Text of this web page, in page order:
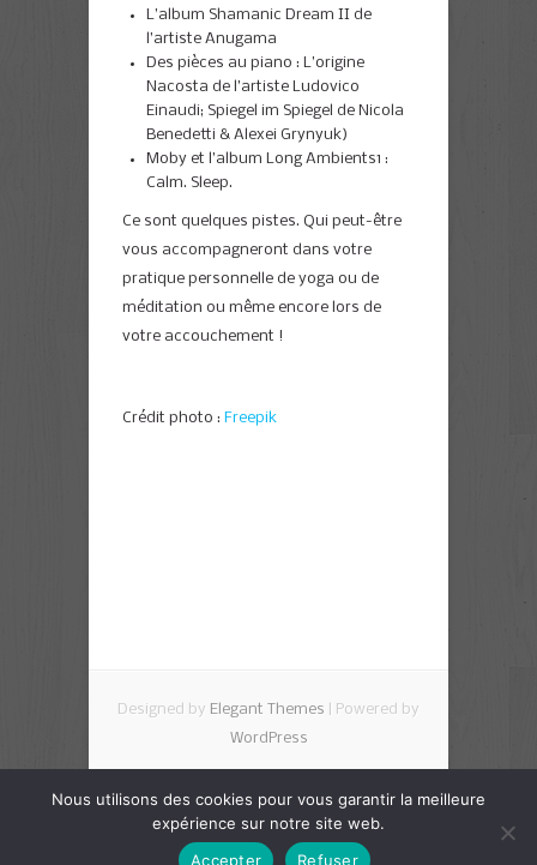
L’album Shamanic Dream II de
l’artiste Anugama
Des pièces au piano : L’origine
Nacosta de l’artiste Ludovico
Einaudi; Spiegel im Spiegel de Nicola
Benedetti & Alexei Grynyuk)
Moby et l’album Long Ambients1 :
Calm. Sleep.
Ce sont quelques pistes. Qui peut-être
vous accompagneront dans votre
pratique personnelle de yoga ou de
méditation ou même encore lors de
votre accouchement !
Crédit photo : Freepik
Designed by Elegant Themes | Powered by
WordPress
Nous utilisons des cookies pour vous garantir la meilleure
expérience sur notre site web.
Accepter
Refuser